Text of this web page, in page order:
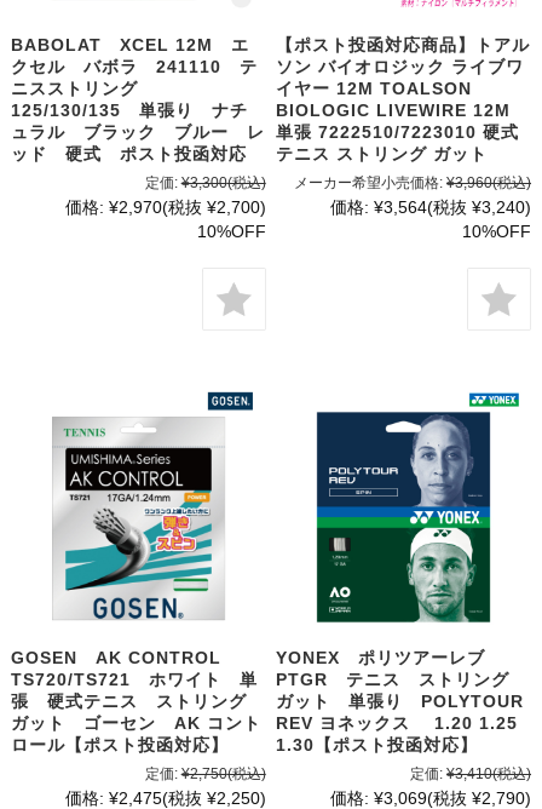
BABOLAT XCEL 12M エ
クセル バボラ 241110 テ
ニスストリング
125/130/135 単張り ナチ
ュラル ブラック ブルー レ
ッド 硬式 ポスト投函対応
定価: ¥3,300(税込)
価格: ¥2,970(税抜 ¥2,700)
10%OFF
【ポスト投函対応商品】トアル
ソン バイオロジック ライブワ
イヤー 12M TOALSON
BIOLOGIC LIVEWIRE 12M
単張 7222510/7223010 硬式
テニス ストリング ガット
メーカー希望小売価格: ¥3,960(税込)
価格: ¥3,564(税抜 ¥3,240)
10%OFF
GOSEN AK CONTROL
TS720/TS721 ホワイト 単
張 硬式テニス ストリング
ガット ゴーセン AK コント
ロール【ポスト投函対応】
定価: ¥2,750(税込)
価格: ¥2,475(税抜 ¥2,250)
YONEX ポリツアーレブ
PTGR テニス ストリング
ガット 単張り POLYTOUR
REV ヨネックス 1.20 1.25
1.30【ポスト投函対応】
定価: ¥3,410(税込)
価格: ¥3,069(税抜 ¥2,790)